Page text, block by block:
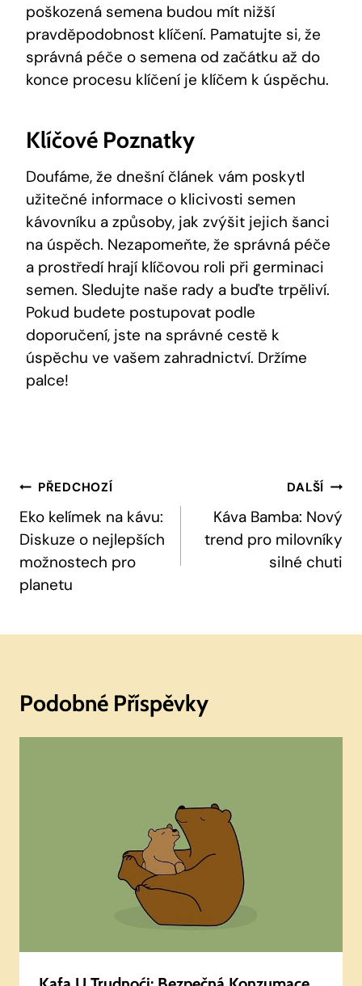
poškozená semena budou mít nižší
pravděpodobnost klíčení. Pamatujte si, že
správná péče o semena od začátku až do
konce procesu klíčení je klíčem k úspěchu.
Klíčové Poznatky
Doufáme, že dnešní článek vám poskytl
užitečné informace o klicivosti semen
kávovníku a způsoby, jak zvýšit jejich šanci
na úspěch. Nezapomeňte, že správná péče
a prostředí hrají klíčovou roli při germinaci
semen. Sledujte naše rady a buďte trpěliví.
Pokud budete postupovat podle
doporučení, jste na správné cestě k
úspěchu ve vašem zahradnictví. Držíme
palce!
Navigace
Pro
Příspěvek
PŘEDCHOZÍ
Eko kelímek na kávu:
Diskuze o nejlepších
možnostech pro
planetu
DALŠÍ
Káva Bamba: Nový
trend pro milovníky
silné chuti
Podobné Příspěvky